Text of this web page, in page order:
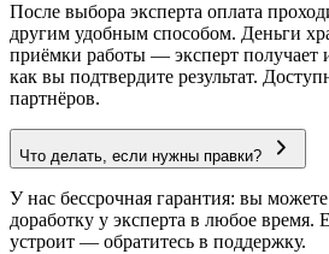
После выбора эксперта оплата
другим удобным способом. Деньги
приёмки работы — эксперт получает
как вы подтвердите результат.
партнёров.
Что делать, если нужны правки?
У нас бессрочная гарантия: вы
доработку у эксперта в любое время.
устроит — обратитесь в поддержку.